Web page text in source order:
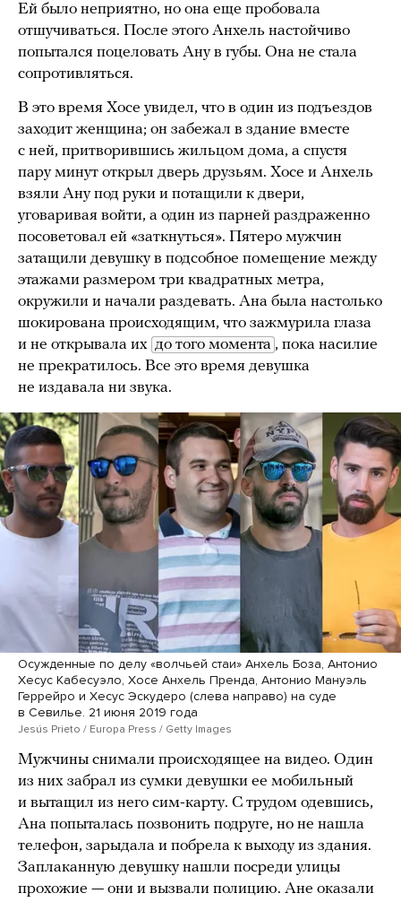
Ей было неприятно, но она еще пробовала
отшучиваться. После этого Анхель настойчиво
попытался поцеловать Ану в губы. Она не стала
сопротивляться.
В это время Хосе увидел, что в один из подъездов
заходит женщина; он забежал в здание вместе
с ней, притворившись жильцом дома, а спустя
пару минут открыл дверь друзьям. Хосе и Анхель
взяли Ану под руки и потащили к двери,
уговаривая войти, а один из парней раздраженно
посоветовал ей «заткнуться». Пятеро мужчин
затащили девушку в подсобное помещение между
этажами размером три квадратных метра,
окружили и начали раздевать. Ана была настолько
шокирована происходящим, что зажмурила глаза
и не открывала их до того момента , пока насилие
не прекратилось. Все это время девушка
не издавала ни звука.
Осужденные по делу «волчьей стаи» Анхель Боза, Антонио
Хесус Кабесуэло, Хосе Анхель Пренда, Антонио Мануэль
Геррейро и Хесус Эскудеро (слева направо) на суде
в Севилье. 21 июня 2019 года
Jesús Prieto / Europa Press / Getty Images
Мужчины снимали происходящее на видео. Один
из них забрал из сумки девушки ее мобильный
и вытащил из него сим-карту. С трудом одевшись,
Ана попыталась позвонить подруге, но не нашла
телефон, зарыдала и побрела к выходу из здания.
Заплаканную девушку нашли посреди улицы
прохожие — они и вызвали полицию. Ане оказали